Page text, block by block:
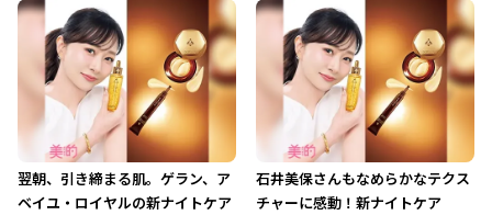
翌朝、引き締まる肌。ゲラン、ア
ベイユ・ロイヤルの新ナイトケア
石井美保さんもなめらかなテクス
チャーに感動！新ナイトケア